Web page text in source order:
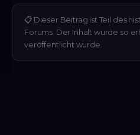
📋 Dieser Beitrag ist Teil des
Forums. Der Inhalt wurde so
veröffentlicht wurde.